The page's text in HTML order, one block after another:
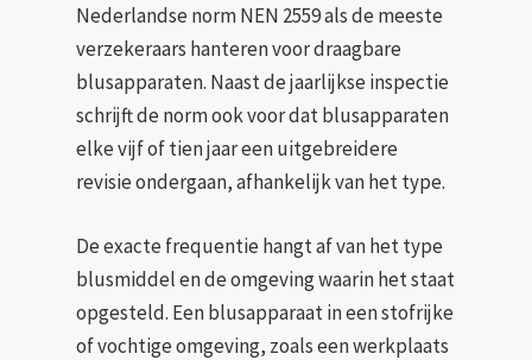
Nederlandse norm NEN 2559 als de meeste
verzekeraars hanteren voor draagbare
blusapparaten. Naast de jaarlijkse inspectie
schrijft de norm ook voor dat blusapparaten
elke vijf of tien jaar een uitgebreidere
revisie ondergaan, afhankelijk van het type.
De exacte frequentie hangt af van het type
blusmiddel en de omgeving waarin het staat
opgesteld. Een blusapparaat in een stofrijke
of vochtige omgeving, zoals een werkplaats